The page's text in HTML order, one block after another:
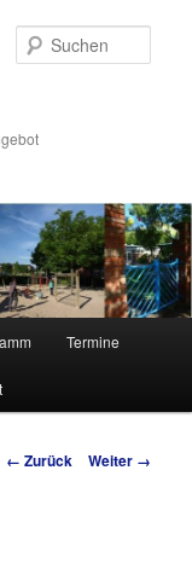
Termine
Bilder-Navigation
← Zurück Weiter →